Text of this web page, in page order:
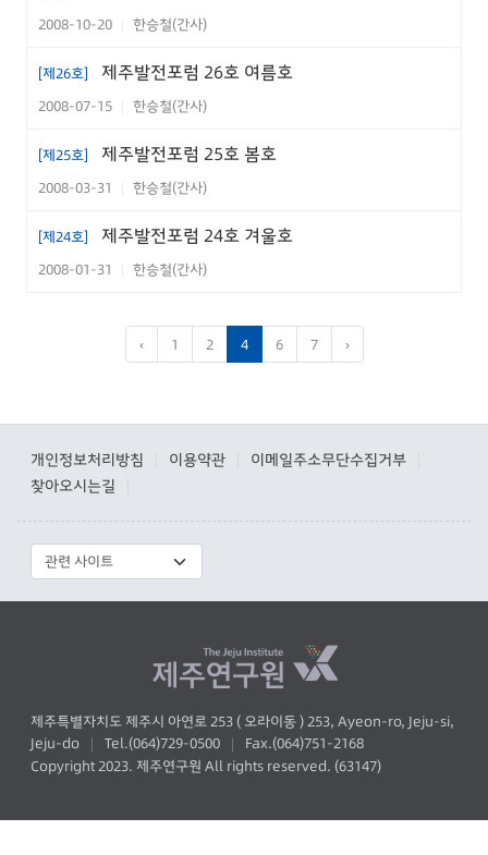
도내 외국인 심층조사 및 정책수립 필
2008-10-20 한승철(간사)
[제26호] 제주발전포럼 26호 여름호
2008-07-15 한승철(간사)
[제25호] 제주발전포럼 25호 봄호
2008-03-31 한승철(간사)
[제24호] 제주발전포럼 24호 겨울호
2008-01-31 한승철(간사)
‹ 1 2 4 6 7 ›
개인정보처리방침 이용약관 이메일주소무단수집거부
찾아오시는길
제주특별자치도 제주시 아연로 253 ( 오라이동 ) 253, Ayeon-ro, Jeju-si,
Jeju-do
Tel.(064)729-0500
Fax.(064)751-2168
Copyright 2023. 제주연구원 All rights reserved. (63147)